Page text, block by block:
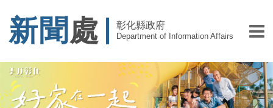
新聞 處 彰化縣政府
Department of Information Affairs